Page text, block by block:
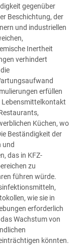
gegenüber
Beschichtung, der
und industriellen
Inertheit
verhindert
erfüllen
Lebensmittelkontakt
Küchen, wo
Beständigkeit der
und
das in KFZ-
zu
führen würde.
wie sie in
erforderlich
Wachstum von
könnten.